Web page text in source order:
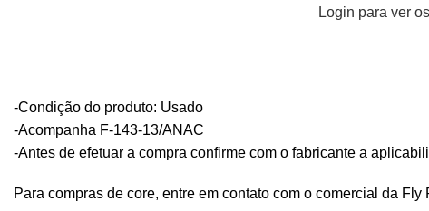
Login para ver
-Condição do produto: Usado
-Acompanha F-143-13/ANAC
-Antes de efetuar a compra confirme com o fabricante a
Para compras de core, entre em contato com o comercial da Fly